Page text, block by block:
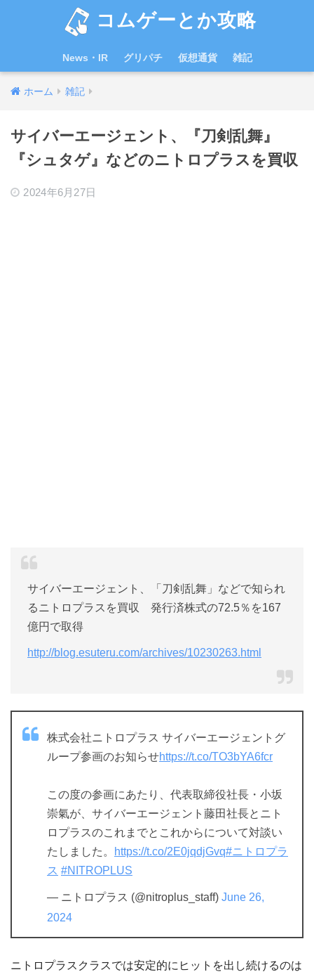
コムゲーとか攻略
News・IR グリパチ 仮想通貨 雑記
ホーム 雑記
サイバーエージェント、『刀剣乱舞』
『シュタゲ』などのニトロプラスを買収
2024年6月27日
サイバーエージェント、「刀剣乱舞」などで知られ
るニトロプラスを買収 発行済株式の72.5％を167
億円で取得
http://blog.esuteru.com/archives/10230263.html
株式会社ニトロプラス サイバーエージェントグ
ループ参画のお知らせhttps://t.co/TO3bYA6fcr
この度の参画にあたり、代表取締役社長・小坂
崇氣が、サイバーエージェント藤田社長とニト
ロプラスのこれまでとこれからについて対談い
たしました。
https://t.co/2E0jqdjGvq#ニトロプラ
ス #NITROPLUS
— ニトロプラス (@nitroplus_staff) June 26,
2024
ニトロプラスクラスでは安定的にヒットを出し続けるのは